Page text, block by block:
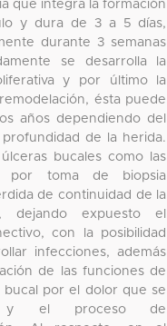
que integra la formación
y dura de 3 a 5 días,
durante 3 semanas
se desarrolla la
y por último la
ésta puede
años dependiendo del
de la herida.
bucales como las
por toma de biopsia
de continuidad de la
dejando expuesto el
con la posibilidad
infecciones, además
de las funciones de
bucal por el dolor que se
y el proceso de